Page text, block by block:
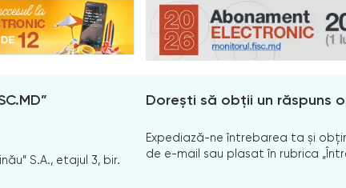
S.A., etajul 3, bir.
Dorești să obții un răspuns
Expediază-ne întrebarea ta și
de e-mail sau plasat în rubrica